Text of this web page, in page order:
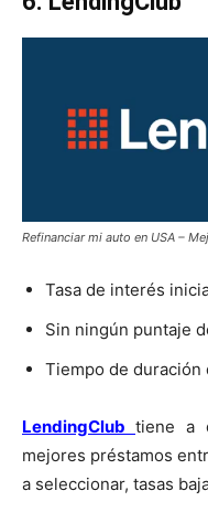
Refinanciar mi auto en USA –
Tasa de interés
Sin ningún puntaje
Tiempo de duración
LendingClub tiene a
mejores préstamos
a seleccionar, tasas